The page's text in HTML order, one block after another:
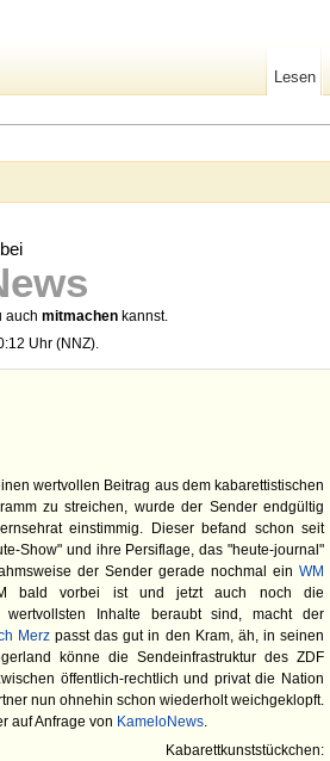
auch mitmachen kannst.
Uhr (NNZ).
wertvollen Beitrag aus dem kabarettistischen
zu streichen, wurde der Sender endgültig
einstimmig. Dieser befand schon seit
Show" und ihre Persiflage, das "heute-journal"
der Sender gerade nochmal ein WM
bald vorbei ist und jetzt auch noch die
Inhalte beraubt sind, macht der
Merzpasst das gut in den Kram, äh, in seinen
könne die Sendeinfrastruktur des ZDF
öffentlich-rechtlich und privat die Nation
nun ohnehin schon wiederholt weichgeklopft.
auf Anfrage von KameloNews.
Lesen